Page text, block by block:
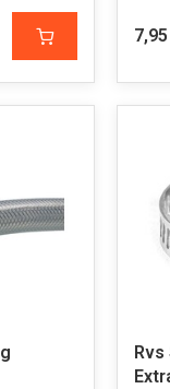
7,95
Rvs